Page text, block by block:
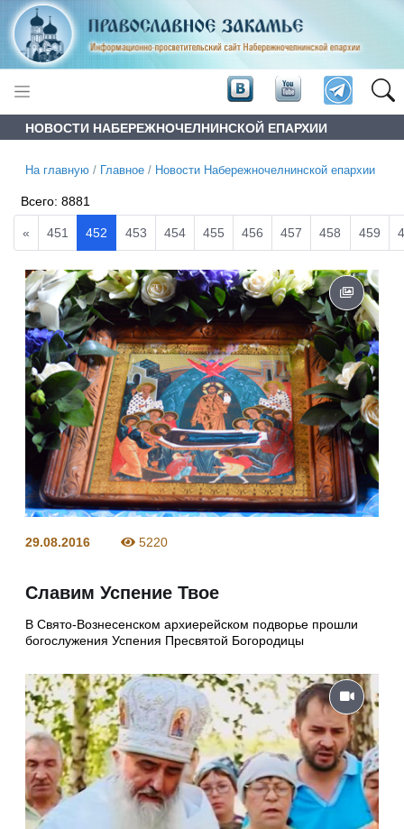
НОВОСТИ НАБЕРЕЖНОЧЕЛНИНСКОЙ ЕПАРХИИ
На главную / Главное / Новости Набережночелнинской епархии
Всего:8881
« 451 452 453 454 455 456 457 458 459
29.08.2016 5220
Славим Успение Твое
В Свято-Вознесенском архиерейском подворье прошли
богослужения Успения Пресвятой Богородицы